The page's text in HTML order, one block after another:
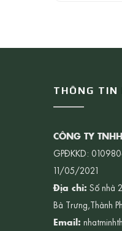
THÔNG TIN
CÔNG TY
GPĐKKD:
11/05/2021
Địa chỉ: Số nhà
Bà Trưng,Thành
Email: